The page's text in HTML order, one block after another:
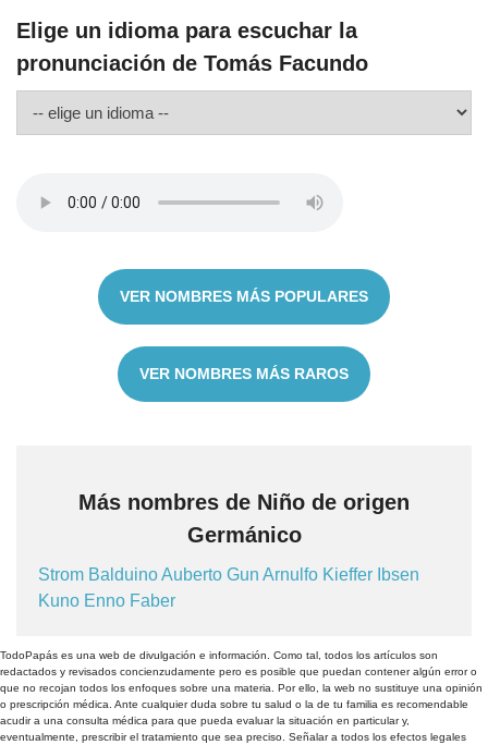
Elige un idioma para escuchar la
pronunciación de Tomás Facundo
VER NOMBRES MÁS POPULARES
VER NOMBRES MÁS RAROS
Más nombres de Niño de origen
Germánico
Strom BalduinoAuberto Gun Arnulfo Kieffer Ibsen
Kuno Enno Faber
TodoPapás es una web de divulgación e información. Como tal, todos los artículos son
redactados y revisados concienzudamente pero es posible que puedan contener algún error o
que no recojan todos los enfoques sobre una materia. Por ello, la web no sustituye una opinión
o prescripción médica. Ante cualquier duda sobre tu salud o la de tu familia es recomendable
acudir a una consulta médica para que pueda evaluar la situación en particular y,
eventualmente, prescribir el tratamiento que sea preciso. Señalar a todos los efectos legales